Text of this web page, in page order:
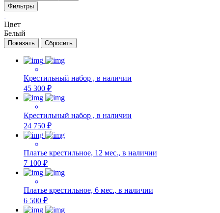
Фильтры
Цвет
Белый
Крестильный набор , в наличии
45 300 ₽
Крестильный набор , в наличии
24 750 ₽
Платье крестильное, 12 мес., в наличии
7 100 ₽
Платье крестильное, 6 мес., в наличии
6 500 ₽